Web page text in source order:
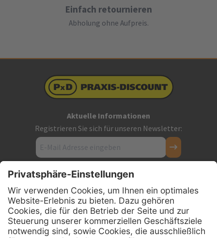
Einfach retournieren
Abholung ohne Aufpreis.
Aktuelle Informationen
Registrieren Sie sich für unseren Newsletter:
Kontakt
Firmensitz
PxD Praxis-Discount GmbH
Hans-Wunderlich-Straße 7
D-49078 Osnabrück